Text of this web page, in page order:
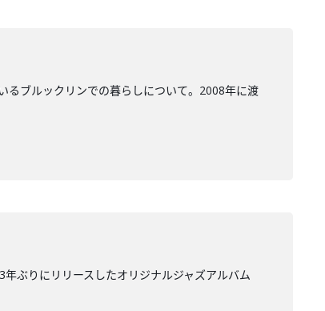
るブルックリンでの暮らしについて。2008年に渡
ぶりにリリースしたオリジナルジャズアルバム